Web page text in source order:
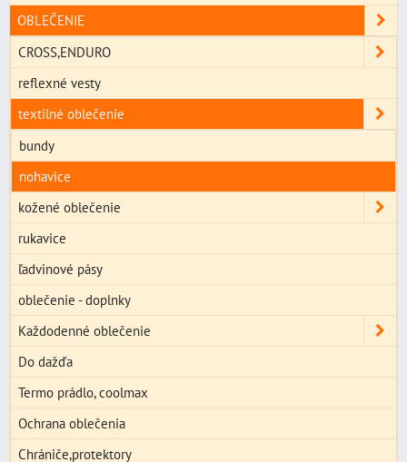
OBLEČENIE
CROSS,ENDURO
reflexné vesty
textilné oblečenie
bundy
nohavice
kožené oblečenie
rukavice
ľadvinové pásy
oblečenie - doplnky
Každodenné oblečenie
Do dažďa
Termo prádlo, coolmax
Ochrana oblečenia
Chrániče,protektory